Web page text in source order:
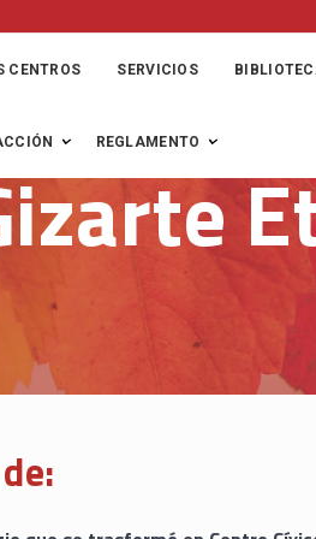
CENTROS SERVICIOS
REGLAMENTO